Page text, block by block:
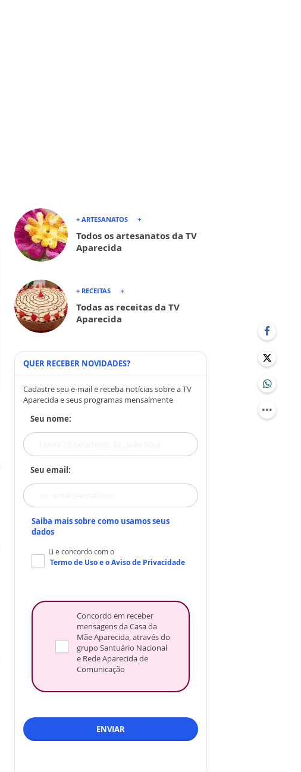
+ ARTESANATOS
Todos os artesanatos da TV
Aparecida
+ RECEITAS
Todas as receitas da TV
Aparecida
QUER RECEBER NOVIDADES?
Cadastre seu e-mail e receba notícias sobre a TV
Aparecida e seus programas mensalmente
Seu nome:
Seu email:
Saiba mais sobre como usamos seus
dados
Li e concordo com o
Termo de Usoe oAviso de Privacidade
Concordo em receber
mensagens da Casa da
Mãe Aparecida, através do
grupo Santuário Nacional
e Rede Aparecida de
Comunicação
ENVIAR